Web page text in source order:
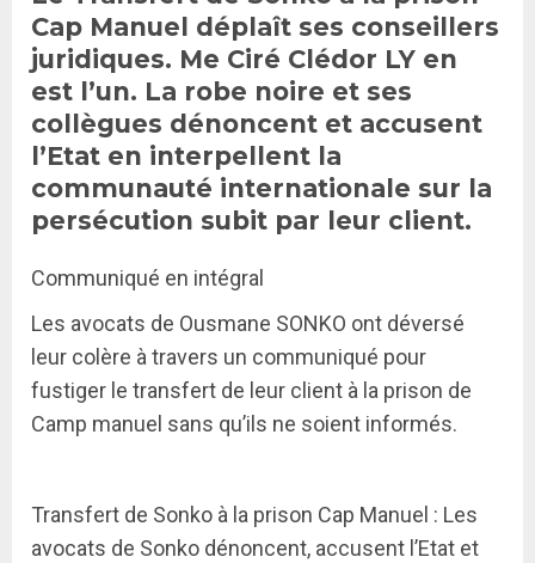
Cap Manuel déplaît ses conseillers
juridiques. Me Ciré Clédor LY en
est l’un. La robe noire et ses
collègues dénoncent et accusent
l’Etat en interpellent la
communauté internationale sur la
persécution subit par leur client.
Communiqué en intégral
Les avocats de Ousmane SONKO ont déversé
leur colère à travers un communiqué pour
fustiger le transfert de leur client à la prison de
Camp manuel sans qu’ils ne soient informés.
Transfert de Sonko à la prison Cap Manuel : Les
avocats de Sonko dénoncent, accusent l’Etat et